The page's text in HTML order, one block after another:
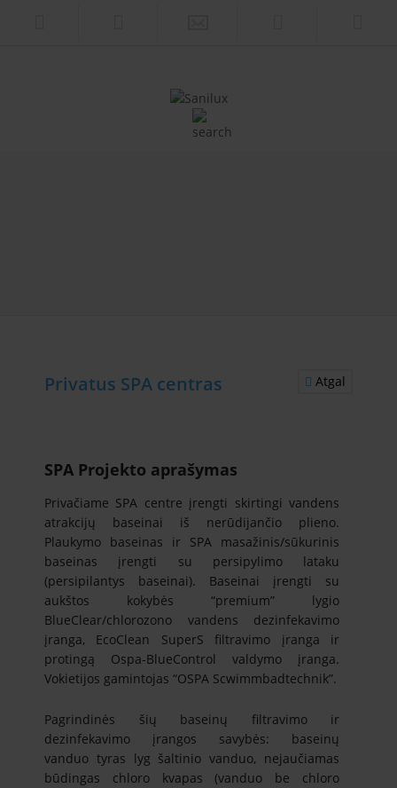
Privatus SPA centras Atgal
SPA Projekto aprašymas
Privačiame SPA centre įrengti skirtingi vandens
atrakcijų baseinai iš nerūdijančio plieno.
Plaukymo baseinas ir SPA masažinis/sūkurinis
baseinas įrengti su persipylimo lataku
(persipilantys baseinai). Baseinai įrengti su
aukštos kokybės “premium” lygio
BlueClear/chlorozono vandens dezinfekavimo
įranga, EcoClean SuperS filtravimo įranga ir
protingą Ospa-BlueControl valdymo įranga.
Vokietijos gamintojas “OSPA Scwimmbadtechnik”.
Pagrindinės šių baseinų filtravimo ir
dezinfekavimo įrangos savybės: baseinų
vanduo tyras lyg šaltinio vanduo, nejaučiamas
būdingas chloro kvapas (vanduo be chloro